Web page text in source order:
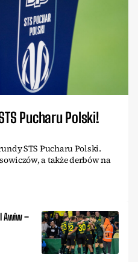
Pucharu Polski!
STS Pucharu Polski.
a także derbów na
Awiw –